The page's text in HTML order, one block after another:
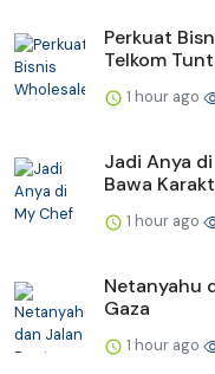
Perkuat
Telkom
1 hour ago
Jadi Anya
Bawa
1 hour ago
Netanyahu
Gaza
1 hour ago